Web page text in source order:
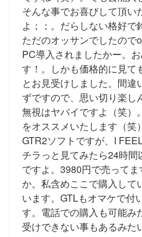
そんな事でお喜びして頂い
よ；；。だらしない格好で
ただのオッサンでしたので
PC導入されましたかー。
す！。しかも価格的に見て
とお見受けしました。間違
ずですので、思い切り楽し
無視はヤバイですよ（笑）
をオススメいたします（笑
GTR2ソフトですが、I
チラっと見てみたら24時
ですよ。3980円で売って
か。私含めここで購入して
います。GTLもオマケで付
す。電話での購入も可能み
受けできない事もあるみた